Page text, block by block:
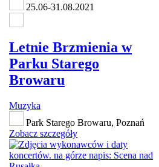
25.06-31.08.2021
Letnie Brzmienia w
Parku Starego
Browaru
Muzyka
Park Starego Browaru, Poznań
Zobacz szczegóły